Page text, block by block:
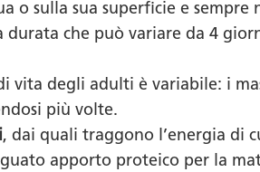
o sulla sua superficie e
che può variare da 4
vita degli adulti è variabile: i
più volte.
, dai quali traggono l’energia di
apporto proteico per la